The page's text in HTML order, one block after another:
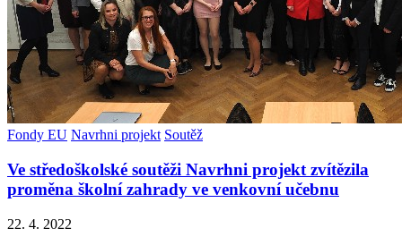
Fondy EU Navrhni projekt Soutěž
Ve středoškolské soutěži Navrhni projekt zvítězila
proměna školní zahrady ve venkovní učebnu
22. 4. 2022